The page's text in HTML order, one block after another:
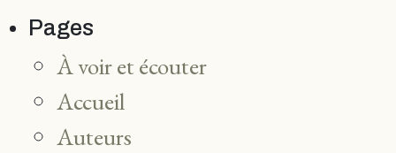
Pages
À voir et écouter
Accueil
Auteurs